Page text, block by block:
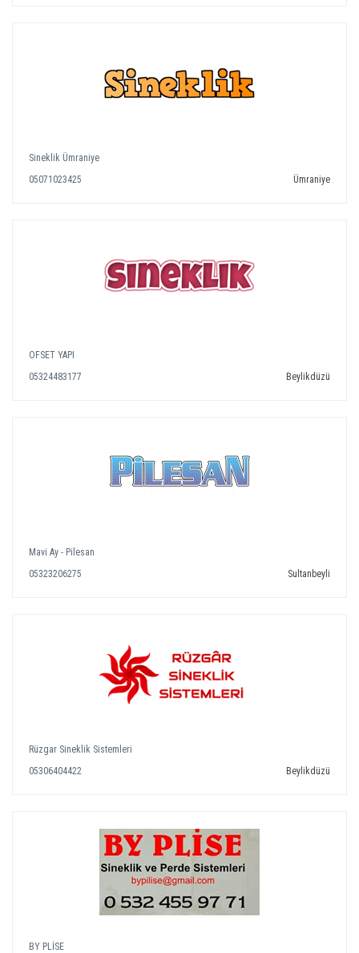
Sineklik Ümraniye
05071023425
Ümraniye
OFSET YAPI
05324483177
Beylikdüzü
Mavi Ay - Pilesan
05323206275
Sultanbeyli
Rüzgar Sineklik Sistemleri
05306404422
Beylikdüzü
BY PLİSE